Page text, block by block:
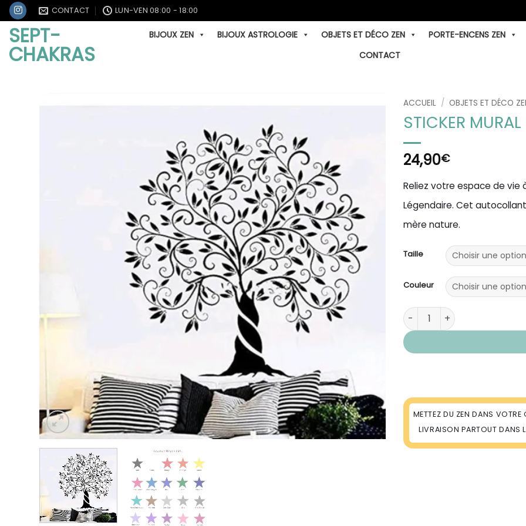
Passer
au
contenu
CONTACT LUN-VEN 08:00 - 18:00
SEPT-
CHAKRAS
BIJOUX ZEN BIJOUX ASTROLOGIE OBJETS ET DÉCO ZEN
PORTE-ENCENS ZEN
CONTACT
ACCUEIL / OBJETS ET DÉCO
STICKER
24,90€
Reliez votre espace de vie
Légendaire. Cet
mère nature.
Taille
Couleur
quantité de Sticker Mural
METTEZ DU ZEN DANS VOTRE
LIVRAISON PARTOUT DANS